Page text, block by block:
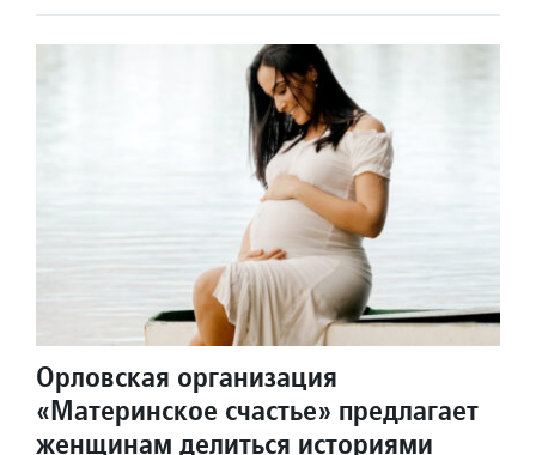
Орловская организация
«Материнское счастье» предлагает
женщинам делиться историями